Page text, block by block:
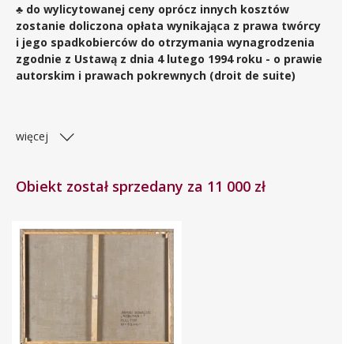
♣ do wylicytowanej ceny oprócz innych kosztów
zostanie doliczona opłata wynikająca z prawa twórcy
i jego spadkobierców do otrzymania wynagrodzenia
zgodnie z Ustawą z dnia 4 lutego 1994 roku - o prawie
autorskim i prawach pokrewnych (droit de suite)
więcej
Obiekt został sprzedany za 11 000 zł